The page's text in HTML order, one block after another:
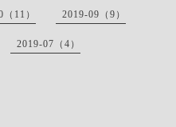
11） 2019-09（9）
2019-07（4）